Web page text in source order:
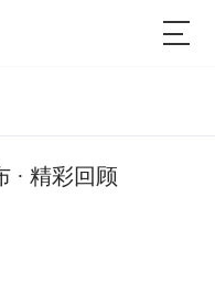
· 精彩回顾